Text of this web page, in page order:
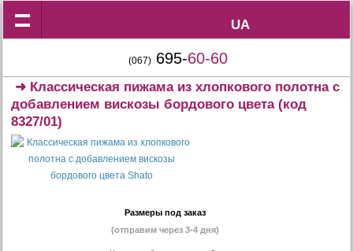
UA
UA
(067) 695-60-60
➜ Классическая пижама из хлопкового полотна с
добавлением вискозы бордового цвета(код
8327/01)
Размеры под заказ
(отправим через 3-4 дня)